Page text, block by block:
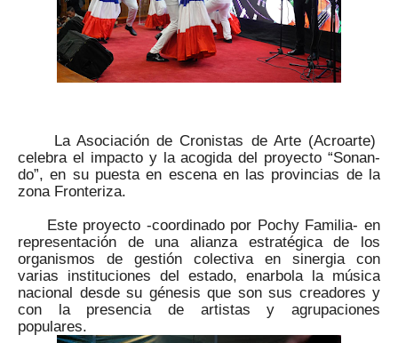
La Asociación de Cronistas de Arte (Acroarte)
celebra el impacto y la acogida del proyecto “Sonan-
do”, en su puesta en escena en las provincias de la
zona Fronteriza.
Este proyecto -coordinado por Pochy Familia- en
representación de una alianza estratégica de los
organismos de gestión colectiva en sinergia con
varias instituciones del estado, enarbola la música
nacional desde su génesis que son sus creadores y
con la presencia de artistas y agrupaciones
populares.